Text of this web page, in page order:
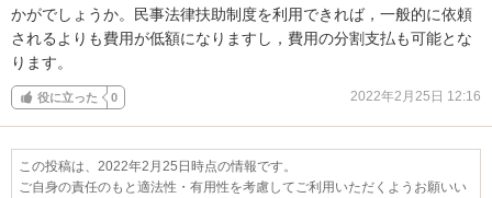
かがでしょうか。民事法律扶助制度を利用できれば，一般的に依頼
されるよりも費用が低額になりますし，費用の分割支払も可能とな
ります。
役に立った 0 2022年2月25日 12:16
この投稿は、2022年2月25日時点の情報です。
ご自身の責任のもと適法性・有用性を考慮してご利用いただくようお願いい